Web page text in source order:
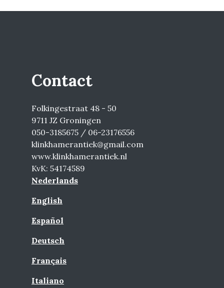
Contact
Folkingestraat 48 - 50
9711 JZ Groningen
050-3185675 / 06-23176556
klinkhamerantiek@gmail.com
www.klinkhamerantiek.nl
KvK: 54174589
Nederlands
English
Español
Deutsch
Français
Italiano